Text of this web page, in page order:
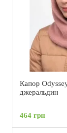
Капор
джеральдин
464 грн